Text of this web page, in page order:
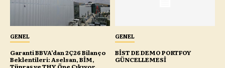
GENEL
Garanti BBVA’dan 2Ç26 Bilanço
Beklentileri: Aselsan, BİM,
GENEL
BİST DE DEMO PORTFOY
GÜNCELLEMESİ